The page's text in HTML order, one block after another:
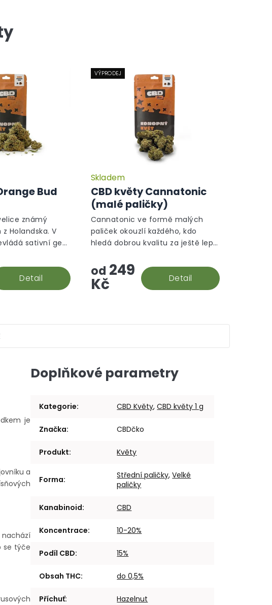
Bud
Průměrné
hodnocení
produktu
hvězdiček.
Detail
známý
Holandska. V
sativní gen
množství
VÝPRODEJ
CBD květy Cannatonic
(malé paličky)
Skladem
od 249
Kč Detail
Cannatonic ve formě malých
paliček okouzlí každého, kdo
hledá dobrou kvalitu za ještě lepší
je
a
se týče
Doplňkové parametry
Kategorie: CBD Květy,CBD květy 1 g
Značka: CBDčko
Produkt: Květy
Forma: Střední paličky,Velké
paličky
Kanabinoid: CBD
Koncentrace: 10-20%
Podíl CBD: 15%
Obsah THC: do 0,5%
Příchuť: Hazelnut